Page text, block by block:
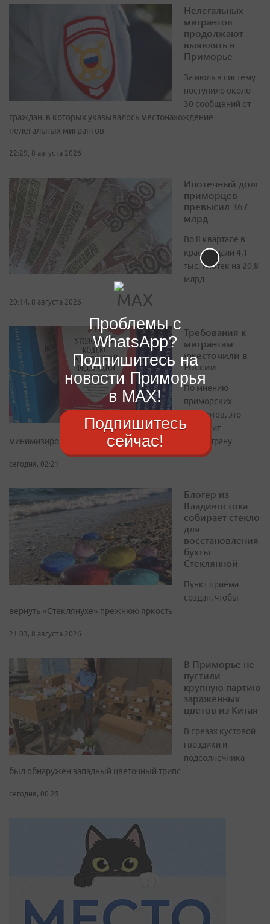
Нелегальных
мигрантов
продолжают
выявлять в
Приморье
За июль в систему
поступило около
30 сообщений от
граждан, в которых указывалось местонахождение
нелегальных мигрантов
22:29, 8 августа 2026
Ипотечный долг
приморцев
превысил 367
млрд
Во II квартале в
крае выдали 4,1
тыс. ипотек на 20,8
млрд
20:14, 8 августа 2026
Требования к
мигрантам
ужесточили в
России
По мнению
приморских
экспертов, это
позволит
минимизировать приток «лишних» людей в нашу страну
сегодня, 02:21
Блогер из
Владивостока
собирает стекло
для
восстановления
бухты
Стеклянной
Пункт приёма
создан, чтобы
вернуть «Стеклянухе» прежнюю яркость
21:03, 8 августа 2026
В Приморье не
пустили
крупную партию
зараженных
цветов из Китая
В срезах кустовой
гвоздики и
подсолнечника
был обнаружен западный цветочный трипс
сегодня, 00:25
Проблемы с
WhatsApp?
Подпишитесь на
новости Приморья
в MAX!
Подпишитесь
сейчас!